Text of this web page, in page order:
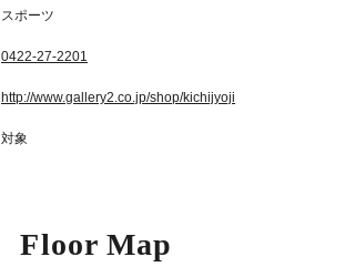
スポーツ
0422-27-2201
http://www.gallery2.co.jp/shop/kichijyoji
対象
Floor Map